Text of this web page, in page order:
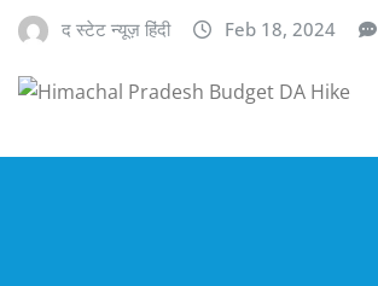
द स्टेट न्यूज़ हिंदी Feb 18, 2024